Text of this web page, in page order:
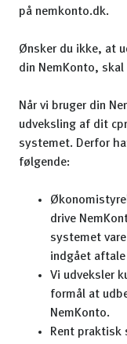
på nemkonto.dk.
Ønsker du ikke, at
din NemKonto,
Når vi bruger din
udveksling af dit
systemet. Derfor
følgende:
drive
systemet
indgået
Vi udveksler
formål at
NemKonto.
Rent praktisk